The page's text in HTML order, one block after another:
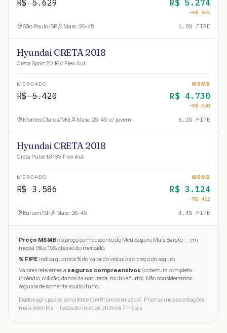
R$5.629 R$ 5.274
−R$ 355
São Paulo/SP Masc · 26-45 6.8% FIPE
Hyundai CRETA 2018
Creta Sport 2.0 16V Flex Aut.
MERCADO
R$5.420
MSMB
R$ 4.730
−R$ 690
Montes Claros/MG Masc · 26-45 · c/ jovem 6.1% FIPE
Hyundai CRETA 2018
Creta Pulse 1.6 16V Flex Aut.
MERCADO
R$3.586
MSMB
R$ 3.124
−R$ 462
Barueri/SP Masc · 26-45 4.4% FIPE
Preço MSMB é o preço com desconto do Meu Seguro Mais Barato — em
média 5% a 15% abaixo do mercado.
% FIPE indica quantos % do valor do veículo é o preço do seguro.
Valores referentes a seguros compreensivos (cobertura completa:
incêndio, colisão, danos da natureza, roubo e furto). Não consideramos
seguros de somente roubo/furto.
Dados agrupados por cliente (perfil anonimizado). Priorizamos as cotações
mais recentes — todas dentro dos últimos 7 meses.